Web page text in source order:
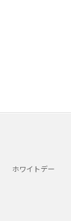
ホワイトデー